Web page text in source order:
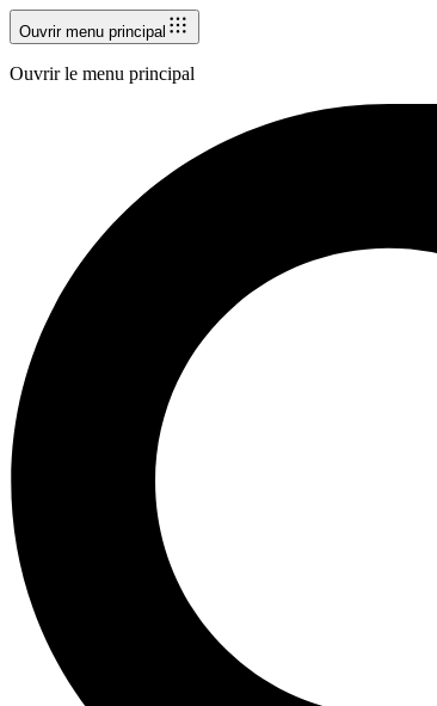
Ouvrir menu principal
Ouvrir le menu principal